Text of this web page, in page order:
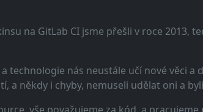
na GitLab CI jsme přešli v roce
nás neustále učí nové věci
a někdy i chyby, nemuseli udělat oni a